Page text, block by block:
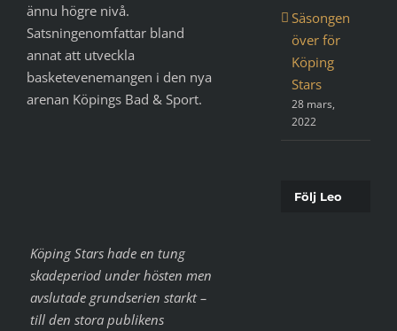
ännu högre nivå.
Satsningenomfattar bland
annat att utveckla
basketevenemangen i den nya
arenan Köpings Bad & Sport.
Köping Stars hade en tung
skadeperiod under hösten men
avslutade grundserien starkt –
till den stora publikens
Säsongen
över för
Köping
Stars
28 mars,
2022
Följ Leo